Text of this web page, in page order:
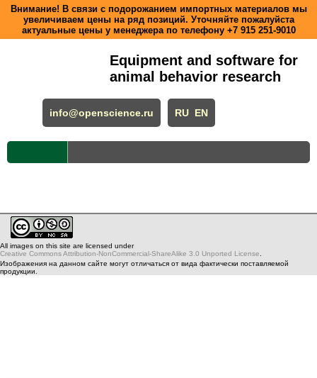
Внимание! В связи с подорожанием импортных материалов мы
увеличиваем цены на ряд позиций. Уточняйте пожалуйста
актуальные цены у менеджера по телефону +7 915 251-9010
Equipment and software for
animal behavior research
info@openscience.ru RU EN
All images on this site are licensed under
Creative Commons Attribution-NonCommercial-ShareAlike 3.0 Unported License
Изображения на данном сайте могут отличаться от вида фактически поставляемой
продукции.